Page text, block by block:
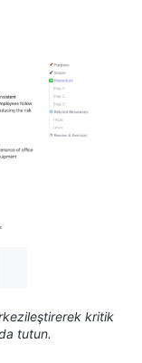
kritik
tutun.